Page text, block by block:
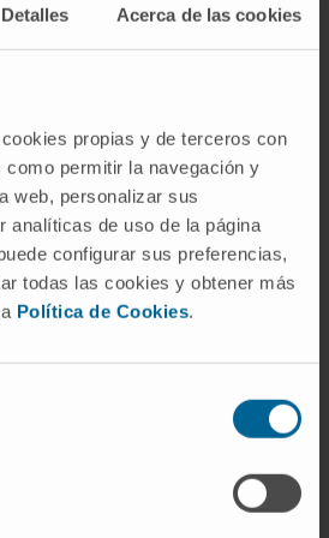
Detalles Acerca de las cookies
propias y de terceros con
como permitir la navegación y
web, personalizar sus
analíticas de uso de la página
configurar sus preferencias,
todas las cookies y obtener más
Política de Cookies.
hipotalámicos
en la infancia, pero
en adultos. Los casos
de forma distinta:
son gliomas difusos de
y su relación con NF1 es
en la edad pediátrica.
(incluso astrocitomas).
Research Hospital.